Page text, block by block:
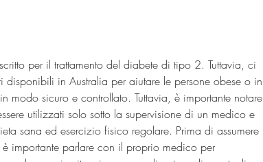
per il trattamento del diabete di tipo 2. Tuttavia, ci
disponibili in Australia per aiutare le persone obese o in
modo sicuro e controllato. Tuttavia, è importante notare
utilizzati solo sotto la supervisione di un medico e
sana ed esercizio fisico regolare. Prima di assumere
importante parlare con il proprio medico per